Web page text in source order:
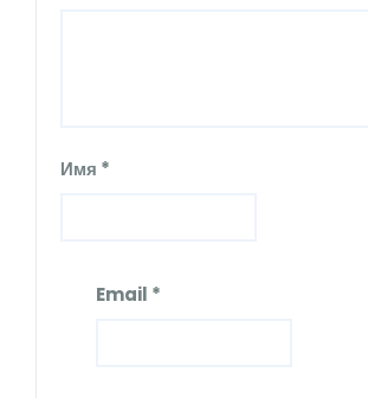
Имя *
Email *